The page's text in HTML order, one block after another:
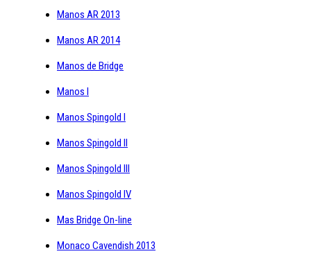
Manos AR 2013
Manos AR 2014
Manos de Bridge
Manos I
Manos Spingold I
Manos Spingold II
Manos Spingold III
Manos Spingold IV
Mas Bridge On-line
Monaco Cavendish 2013